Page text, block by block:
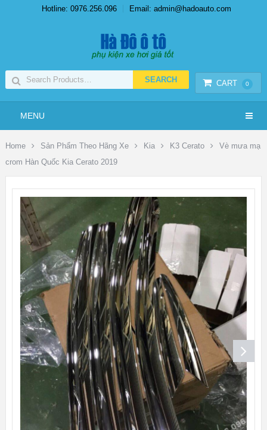
Hotline: 0976.256.096 Email: admin@hadoauto.com
CART 0
MENU
Home Sản Phẩm Theo Hãng Xe Kia K3 Cerato
Vè mưa mạ
crom Hàn Quốc Kia Cerato 2019